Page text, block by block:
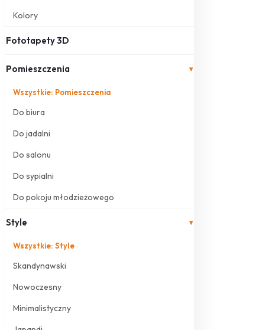
Kolory
Fototapety 3D
Pomieszczenia ▾
Wszystkie: Pomieszczenia
Do biura
Do jadalni
Do salonu
Do sypialni
Do pokoju młodzieżowego
Style ▾
Wszystkie: Style
Skandynawski
Nowoczesny
Minimalistyczny